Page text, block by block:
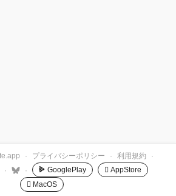
· プライバシーポリシー · 利用規約
·
· · GooglePlay
 AppStore
 MacOS